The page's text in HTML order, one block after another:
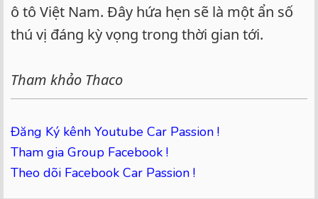
ô tô Việt Nam. Đây hứa hẹn sẽ là một ẩn số
thú vị đáng kỳ vọng trong thời gian tới.
Tham khảo Thaco
Đăng Ký kênh Youtube Car Passion !
Tham gia Group Facebook !
Theo dõi Facebook Car Passion !